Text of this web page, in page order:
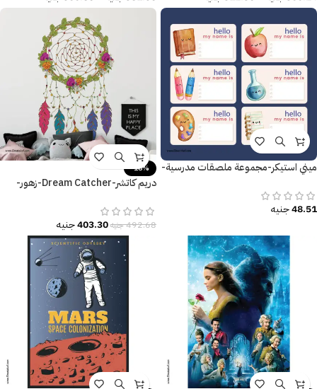
ميني استيكر-مجموعة ملصقات مدرسية-
48.51جنيه
-18%
دريم كاتشر-Dream Catcher-زهور-
492.68جنيه403.30جنيه